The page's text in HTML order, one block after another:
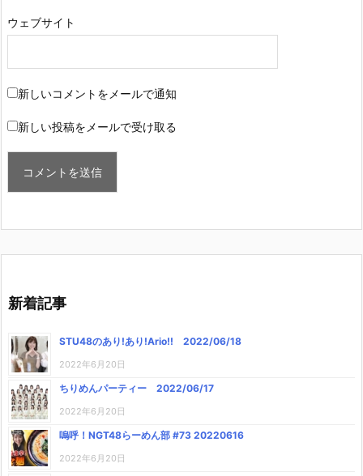
ウェブサイト
新しいコメントをメールで通知
新しい投稿をメールで受け取る
新着記事
STU48のあり!あり!Ario!! 2022/06/18
2022年6月20日
ちりめんパーティー 2022/06/17
2022年6月20日
嗚呼！NGT48らーめん部 #73 20220616
2022年6月20日